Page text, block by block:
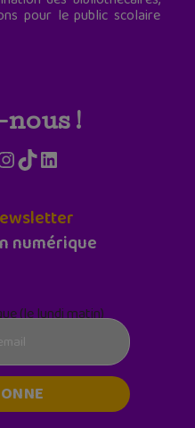
pour le public scolaire
!
TikTokLinkedIn
numérique
(le lundi matin)